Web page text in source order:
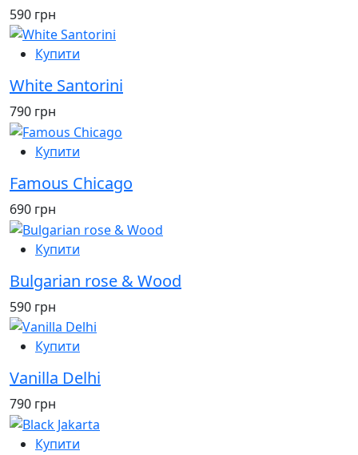
590 грн
Купити
White Santorini
790 грн
Купити
Famous Chicago
690 грн
Купити
Bulgarian rose & Wood
590 грн
Купити
Vanilla Delhi
790 грн
Купити